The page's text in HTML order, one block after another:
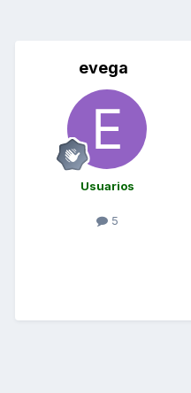
evega
Usuarios
5